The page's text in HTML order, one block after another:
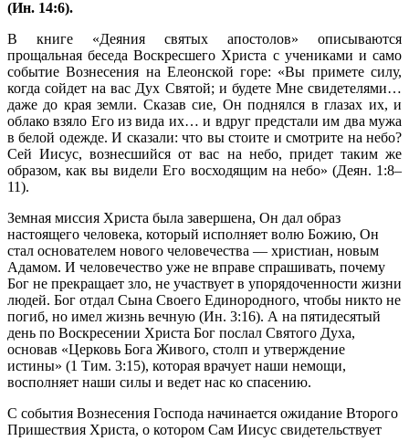
(Ин. 14:6).
В книге «Деяния святых апостолов» описываются
прощальная беседа Воскресшего Христа с учениками и само
событие Вознесения на Елеонской горе: «Вы примете силу,
когда сойдет на вас Дух Святой; и будете Мне свидетелями…
даже до края земли. Сказав сие, Он поднялся в глазах их, и
облако взяло Его из вида их… и вдруг предстали им два мужа
в белой одежде. И сказали: что вы стоите и смотрите на небо?
Сей Иисус, вознесшийся от вас на небо, придет таким же
образом, как вы видели Его восходящим на небо» (Деян. 1:8–
11).
Земная миссия Христа была завершена, Он дал образ
настоящего человека, который исполняет волю Божию, Он
стал основателем нового человечества — христиан, новым
Адамом. И человечество уже не вправе спрашивать, почему
Бог не прекращает зло, не участвует в упорядоченности жизни
людей. Бог отдал Сына Своего Единородного, чтобы никто не
погиб, но имел жизнь вечную (Ин. 3:16). А на пятидесятый
день по Воскресении Христа Бог послал Святого Духа,
основав «Церковь Бога Живого, столп и утверждение
истины» (1 Тим. 3:15), которая врачует наши немощи,
восполняет наши силы и ведет нас ко спасению.
С события Вознесения Господа начинается ожидание Второго
Пришествия Христа, о котором Сам Иисус свидетельствует